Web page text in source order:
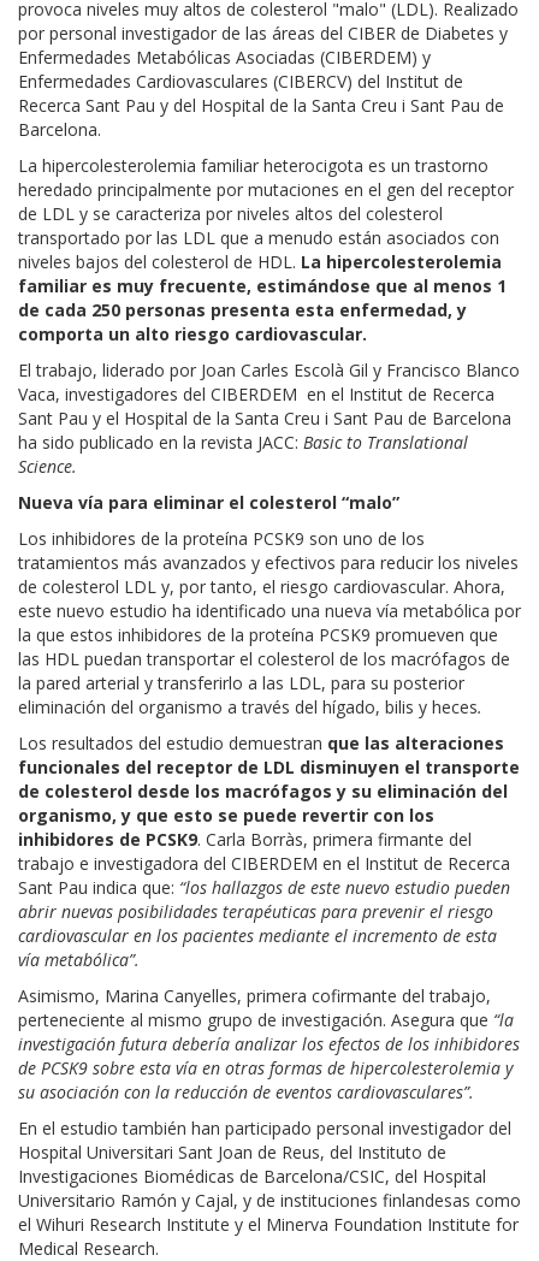
provoca niveles muy altos de colesterol "malo" (LDL). Realizado
por personal investigador de las áreas del CIBER de Diabetes y
Enfermedades Metabólicas Asociadas (CIBERDEM) y
Enfermedades Cardiovasculares (CIBERCV) del Institut de
Recerca Sant Pau y del Hospital de la Santa Creu i Sant Pau de
Barcelona.
La hipercolesterolemia familiar heterocigota es un trastorno
heredado principalmente por mutaciones en el gen del receptor
de LDL y se caracteriza por niveles altos del colesterol
transportado por las LDL que a menudo están asociados con
niveles bajos del colesterol de HDL. La hipercolesterolemia
familiar es muy frecuente, estimándose que al menos 1
de cada 250 personas presenta esta enfermedad, y
comporta un alto riesgo cardiovascular.
El trabajo, liderado por Joan Carles Escolà Gil y Francisco Blanco
Vaca, investigadores del CIBERDEM en el Institut de Recerca
Sant Pau y el Hospital de la Santa Creu i Sant Pau de Barcelona
ha sido publicado en la revista JACC: Basic to Translational
Science.
Nueva vía para eliminar el colesterol “malo”
Los inhibidores de la proteína PCSK9 son uno de los
tratamientos más avanzados y efectivos para reducir los niveles
de colesterol LDL y, por tanto, el riesgo cardiovascular. Ahora,
este nuevo estudio ha identificado una nueva vía metabólica por
la que estos inhibidores de la proteína PCSK9 promueven que
las HDL puedan transportar el colesterol de los macrófagos de
la pared arterial y transferirlo a las LDL, para su posterior
eliminación del organismo a través del hígado, bilis y heces.
Los resultados del estudio demuestran que las alteraciones
funcionales del receptor de LDL disminuyen el transporte
de colesterol desde los macrófagos y su eliminación del
organismo, y que esto se puede revertir con los
inhibidores de PCSK9. Carla Borràs, primera firmante del
trabajo e investigadora del CIBERDEM en el Institut de Recerca
Sant Pau indica que: “los hallazgos de este nuevo estudio pueden
abrir nuevas posibilidades terapéuticas para prevenir el riesgo
cardiovascular en los pacientes mediante el incremento de esta
vía metabólica”.
Asimismo, Marina Canyelles, primera cofirmante del trabajo,
perteneciente al mismo grupo de investigación. Asegura que “la
investigación futura debería analizar los efectos de los inhibidores
de PCSK9 sobre esta vía en otras formas de hipercolesterolemia y
su asociación con la reducción de eventos cardiovasculares”.
En el estudio también han participado personal investigador del
Hospital Universitari Sant Joan de Reus, del Instituto de
Investigaciones Biomédicas de Barcelona/CSIC, del Hospital
Universitario Ramón y Cajal, y de instituciones finlandesas como
el Wihuri Research Institute y el Minerva Foundation Institute for
Medical Research.